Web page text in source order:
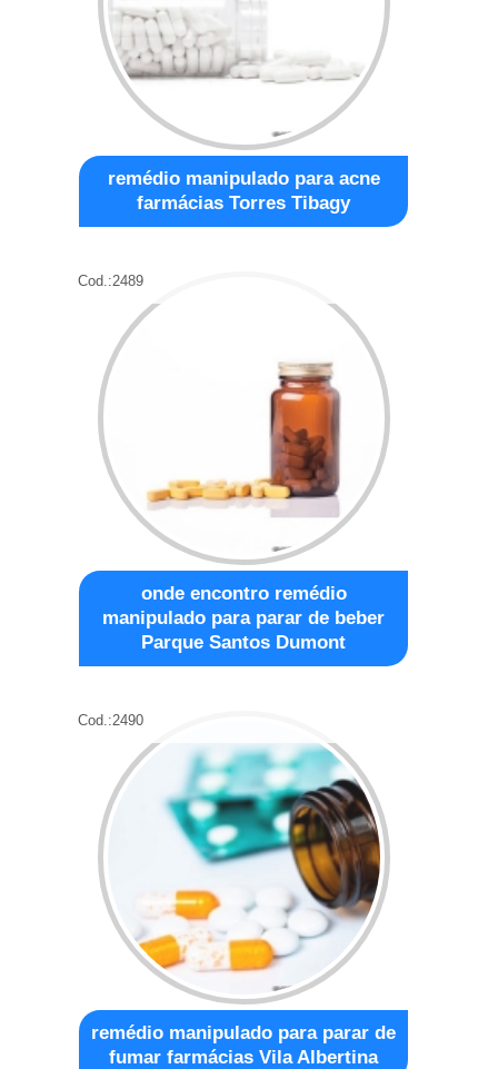
remédio manipulado para acne
farmácias Torres Tibagy
Cod.:2489
onde encontro remédio
manipulado para parar de beber
Parque Santos Dumont
Cod.:2490
remédio manipulado para parar de
fumar farmácias Vila Albertina